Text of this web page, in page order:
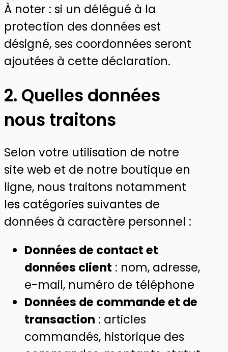
À noter : si un délégué à la
protection des données est
désigné, ses coordonnées seront
ajoutées à cette déclaration.
2. Quelles données
nous traitons
Selon votre utilisation de notre
site web et de notre boutique en
ligne, nous traitons notamment
les catégories suivantes de
données à caractère personnel :
Données de contact et
données client : nom, adresse,
e-mail, numéro de téléphone
Données de commande et de
transaction : articles
commandés, historique des